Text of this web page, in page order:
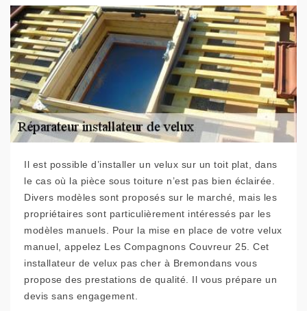
Il est possible d’installer un velux sur un toit plat, dans
le cas où la pièce sous toiture n’est pas bien éclairée.
Divers modèles sont proposés sur le marché, mais les
propriétaires sont particulièrement intéressés par les
modèles manuels. Pour la mise en place de votre velux
manuel, appelez Les Compagnons Couvreur 25. Cet
installateur de velux pas cher à Bremondans vous
propose des prestations de qualité. Il vous prépare un
devis sans engagement.